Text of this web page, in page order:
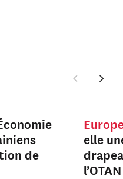
de
elle